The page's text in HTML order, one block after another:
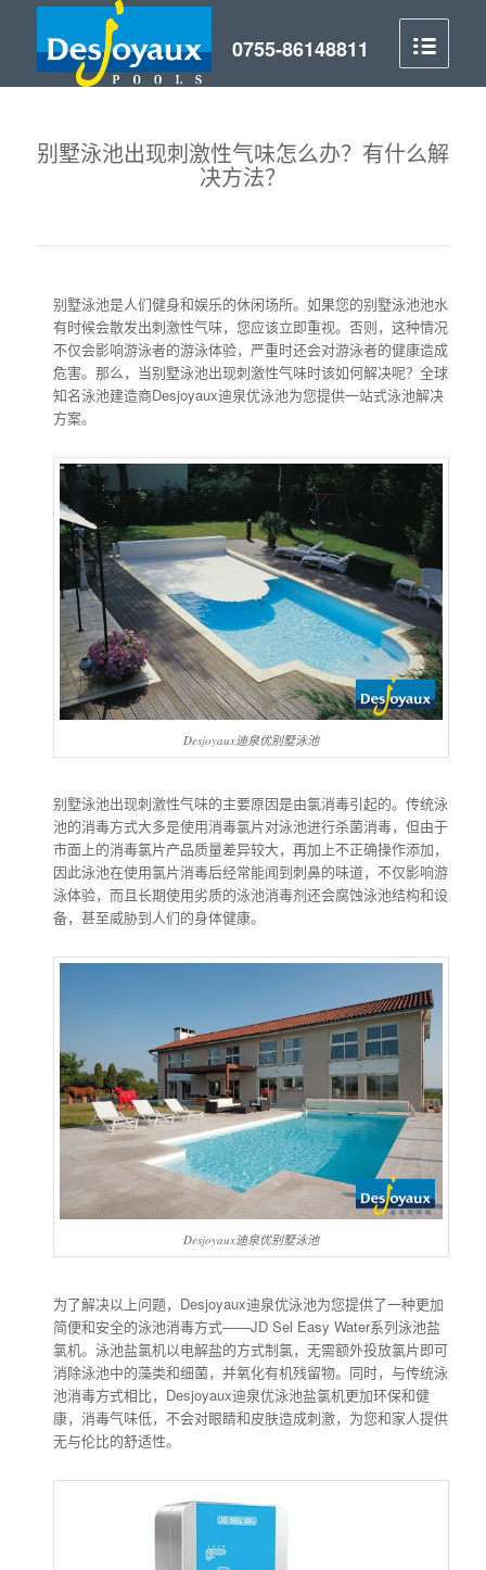
别墅泳池出现刺激性气味怎么办？有什么解
决方法？
别墅泳池是人们健身和娱乐的休闲场所。如果您的别墅泳池池水
有时候会散发出刺激性气味，您应该立即重视。否则，这种情况
不仅会影响游泳者的游泳体验，严重时还会对游泳者的健康造成
危害。那么，当别墅泳池出现刺激性气味时该如何解决呢？全球
知名泳池建造商Desjoyaux迪泉优泳池为您提供一站式泳池解决
方案。
Desjoyaux迪泉优别墅泳池
别墅泳池出现刺激性气味的主要原因是由氯消毒引起的。传统泳
池的消毒方式大多是使用消毒氯片对泳池进行杀菌消毒，但由于
市面上的消毒氯片产品质量差异较大，再加上不正确操作添加，
因此泳池在使用氯片消毒后经常能闻到刺鼻的味道，不仅影响游
泳体验，而且长期使用劣质的泳池消毒剂还会腐蚀泳池结构和设
备，甚至威胁到人们的身体健康。
Desjoyaux迪泉优别墅泳池
为了解决以上问题，Desjoyaux迪泉优泳池为您提供了一种更加
简便和安全的泳池消毒方式——JD Sel Easy Water系列泳池盐
氯机。泳池盐氯机以电解盐的方式制氯，无需额外投放氯片即可
消除泳池中的藻类和细菌，并氧化有机残留物。同时，与传统泳
池消毒方式相比，Desjoyaux迪泉优泳池盐氯机更加环保和健
康，消毒气味低，不会对眼睛和皮肤造成刺激，为您和家人提供
无与伦比的舒适性。